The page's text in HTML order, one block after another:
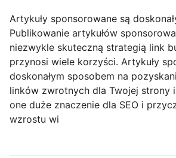
Artykuły sponsorowane są
Publikowanie artykułów
niezwykle skuteczną strategią link
przynosi wiele korzyści. Artykuły
doskonałym sposobem na
linków zwrotnych dla Twojej strony
one duże znaczenie dla SEO i
wzrostu wi